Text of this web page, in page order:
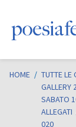
HOME / TUTTE LE
GALLERY
SABATO
ALLEGATI
020